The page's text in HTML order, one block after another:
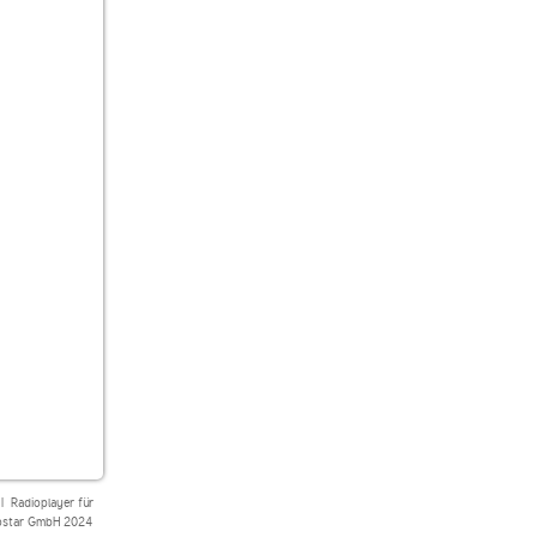
Radioplayer für
GmbH 2024